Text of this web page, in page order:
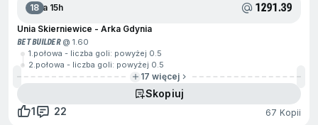
18Za 15h 1291.39
Unia Skierniewice - Arka Gdynia
BET BUILDER@ 1.60
1.połowa - liczba goli: powyżej 0.5
2.połowa - liczba goli: powyżej 0.5
17 więcej
Skopiuj
1
22 67 Kopii